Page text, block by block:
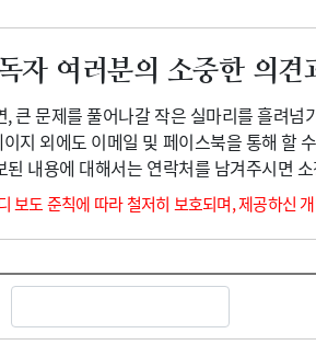
자 여러분의 소중한 의견
큰 문제를 풀어나갈 작은 실마리를 흘려
지 외에도 이메일 및 페이스북을 통해 할
된 내용에 대해서는 연락처를 남겨주시면
보도 준칙에 따라 철저히 보호되며, 제공하신